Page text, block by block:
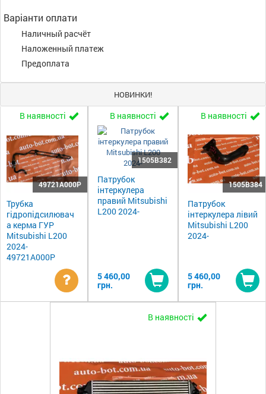
Варіанти оплати
Наличный расчёт
Наложенный платеж
Предоплата
НОВИНКИ!
В наявності
49721A000P
Трубка
гідропідсилювач
а керма ГУР
Mitsubishi L200
2024-
49721A000P
Уточнити
В наявності
1505B382
Патрубок
інтеркулера
правий Mitsubishi
L200 2024-
5 460,00
грн.
Купити
В наявності
1505B384
Патрубок
інтеркулера лівий
Mitsubishi L200
2024-
5 460,00
грн.
В наявності